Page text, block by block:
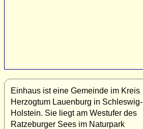
Einhaus ist eine Gemeinde im Kreis
Herzogtum Lauenburg in Schleswig-
Holstein. Sie liegt am Westufer des
Ratzeburger Sees im Naturpark